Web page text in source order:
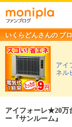
いくらどんさんの ブ
アイ
ネル
アイフォーレ★20万
ー『サンルーム』